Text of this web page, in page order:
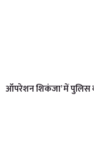
ऑपरेशन शिकंजा’ में पुलिस